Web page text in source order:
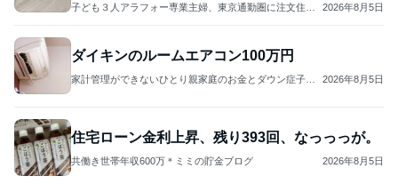
子ども３人アラフォー専業主婦、東京通勤圏に注文住宅
2026年8月5日
ダイキンのルームエアコン100万円
家計管理ができないひとり親家庭のお金とダウン症子育
2026年8月5日
住宅ローン金利上昇、残り393回、なっっっが。
共働き世帯年収600万＊ミミの貯金ブログ 2026年8月5日